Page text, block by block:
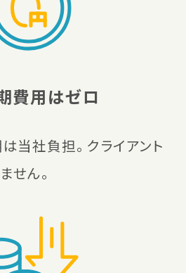
費用はゼロ
当社負担。 クライアント
せん。